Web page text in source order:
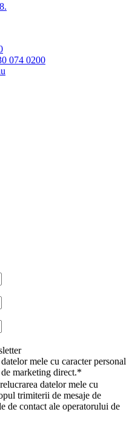
074 0200
mele cu caracter personal
marketing direct.*
datelor mele cu
trimiterii de mesaje de
de contact ale operatorului de